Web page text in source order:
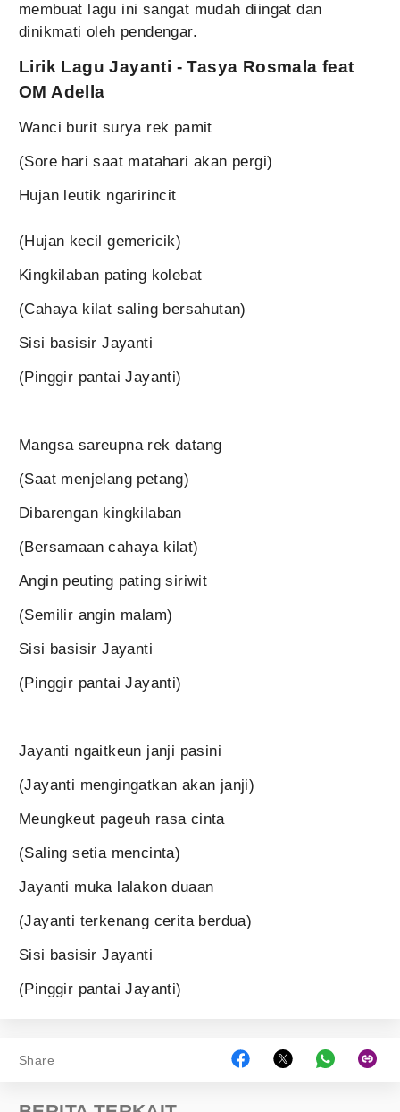
membuat lagu ini sangat mudah diingat dan
dinikmati oleh pendengar.
Lirik Lagu Jayanti - Tasya Rosmala feat
OM Adella
Wanci burit surya rek pamit
(Sore hari saat matahari akan pergi)
Hujan leutik ngaririncit
(Hujan kecil gemericik)
Kingkilaban pating kolebat
(Cahaya kilat saling bersahutan)
Sisi basisir Jayanti
(Pinggir pantai Jayanti)
Mangsa sareupna rek datang
(Saat menjelang petang)
Dibarengan kingkilaban
(Bersamaan cahaya kilat)
Angin peuting pating siriwit
(Semilir angin malam)
Sisi basisir Jayanti
(Pinggir pantai Jayanti)
Jayanti ngaitkeun janji pasini
(Jayanti mengingatkan akan janji)
Meungkeut pageuh rasa cinta
(Saling setia mencinta)
Jayanti muka lalakon duaan
(Jayanti terkenang cerita berdua)
Sisi basisir Jayanti
(Pinggir pantai Jayanti)
Share